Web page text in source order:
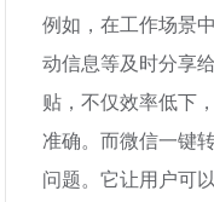
例如，在工作场景
动信息等及时分享
贴，不仅效率低下
准确。而微信一键
问题。它让用户可